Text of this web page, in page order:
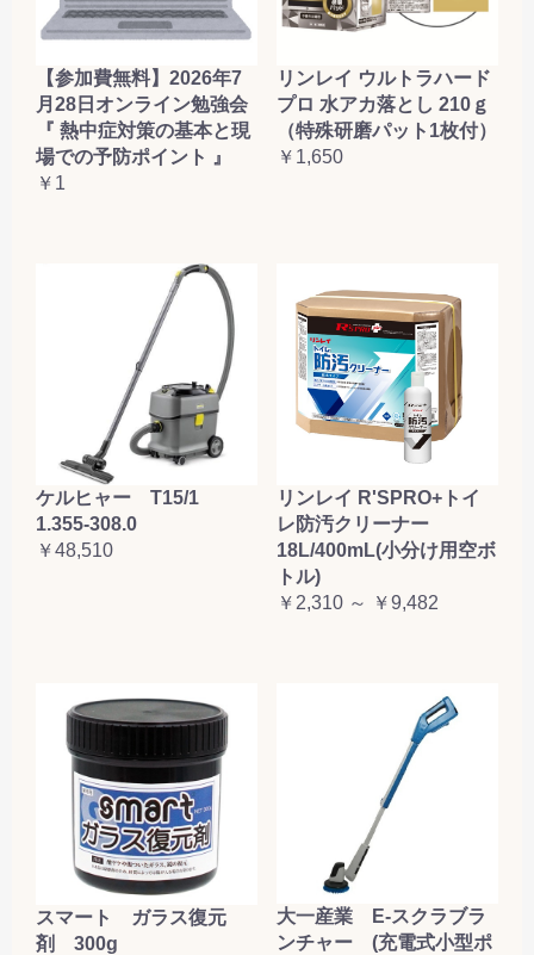
【参加費無料】2026年7
月28日オンライン勉強会
『 熱中症対策の基本と現
場での予防ポイント 』
￥1
リンレイ ウルトラハード
プロ 水アカ落とし 210ｇ
（特殊研磨パット1枚付）
￥1,650
ケルヒャー T15/1
1.355-308.0
￥48,510
リンレイ R'SPRO+トイ
レ防汚クリーナー
18L/400mL(小分け用空ボ
トル)
￥2,310 ～ ￥9,482
スマート ガラス復元
剤 300g
大一産業 E-スクラブラ
ンチャー (充電式小型ポ